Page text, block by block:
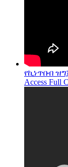
የኪነጥበብ
Access Full